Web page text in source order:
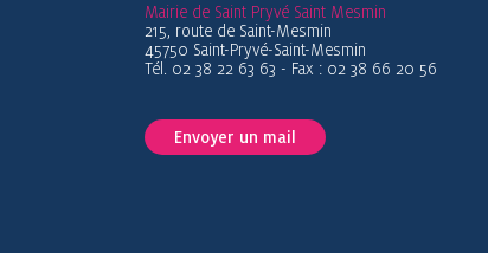
Mairie de Saint Pryvé Saint Mesmin
215, route de Saint-Mesmin
45750 Saint-Pryvé-Saint-Mesmin
Tél. 02 38 22 63 63 - Fax : 02 38 66 20 56
Envoyer un mail